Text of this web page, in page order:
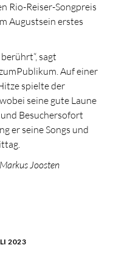
Rio-Reiser-Songpreis
Augustsein erstes
sagt
Auf einer
spielte der
seine gute Laune
Besuchersofort
er seine Songs und
Joosten
2023